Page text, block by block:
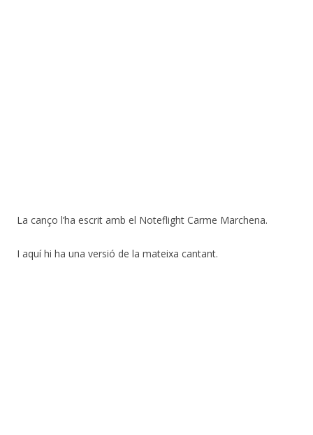
La canço l’ha escrit amb el Noteflight Carme Marchena.
I aquí hi ha una versió de la mateixa cantant.